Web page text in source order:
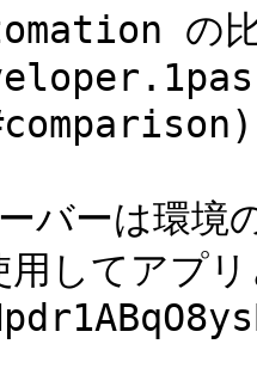
の
ーは環境
してアプ